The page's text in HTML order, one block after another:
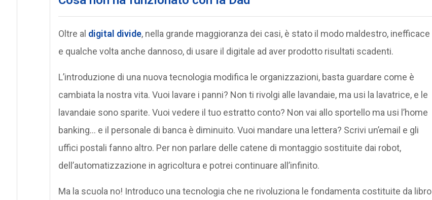
Oltre al digital divide, nella grande maggioranza dei casi, è stato il modo maldestro, inefficace
e qualche volta anche dannoso, di usare il digitale ad aver prodotto risultati scadenti.
L’introduzione di una nuova tecnologia modifica le organizzazioni, basta guardare come è
cambiata la nostra vita. Vuoi lavare i panni? Non ti rivolgi alle lavandaie, ma usi la lavatrice, e le
lavandaie sono sparite. Vuoi vedere il tuo estratto conto? Non vai allo sportello ma usi l’home
banking… e il personale di banca è diminuito. Vuoi mandare una lettera? Scrivi un’email e gli
uffici postali fanno altro. Per non parlare delle catene di montaggio sostituite dai robot,
dell’automatizzazione in agricoltura e potrei continuare all’infinito.
Ma la scuola no! Introduco una tecnologia che ne rivoluziona le fondamenta costituite da libro